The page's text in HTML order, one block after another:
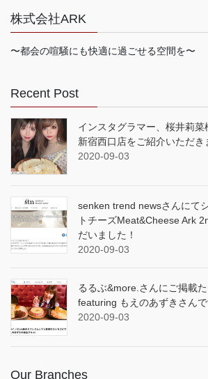
株式会社ARK
〜都会の喧騒にも快適に過ごせる空間を〜
Recent Post
インスタグラマー、桜井莉
新宿西口店をご紹介いただき
2020-09-03
senken trend newsさんにて
トチーズMeat&Cheese Ark
だいました！
2020-09-03
るるぶ&more.さんにご掲載た
featuring もえのあずきさんで
2020-09-03
Our Branches